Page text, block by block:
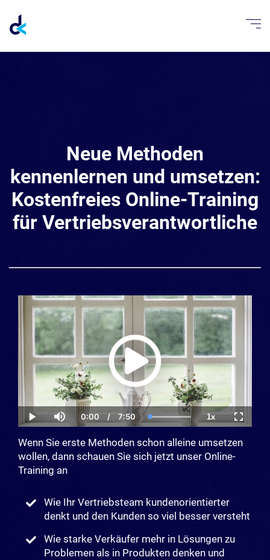
Neue Methoden
kennenlernen und umsetzen:
Kostenfreies Online-Training
für Vertriebsverantwortliche
Play Mute
Current
Time
0:00 / Duration
7:50 Loaded :
100.00%
1xPlayback
Rate
Wenn Sie erste Methoden schon alleine umsetzen
wollen, dann schauen Sie sich jetzt unser Online-
Training an
Wie Ihr Vertriebsteam kundenorientierter
denkt und den Kunden so viel besser versteht
Wie starke Verkäufer mehr in Lösungen zu
Problemen als in Produkten denken und